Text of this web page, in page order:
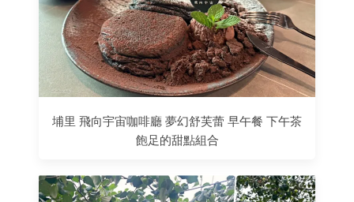
埔里 飛向宇宙咖啡廳 夢幻舒芙蕾 早午餐 下午茶
飽足的甜點組合